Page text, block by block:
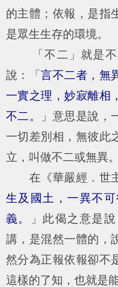
的主體；依報，是指
是眾生生存的環境。
「不二」就是不
說：「言不二者，無
一實之理，妙寂離相
不二。
」意思是說，
一切差別相，無彼此
立，叫做不二或無異。
在《華嚴經．世主
生及國土，一異不
義。
」此偈之意是
講，是混然一體的，
然分為正報依報卻不
這樣的了知，也就是